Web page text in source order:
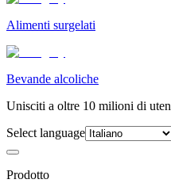
Alimenti surgelati
Bevande alcoliche
Unisciti a oltre 10 milioni di
Select language
Prodotto